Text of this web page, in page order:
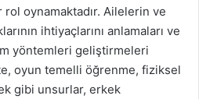
oynamaktadır. Ailelerin ve
ihtiyaçlarını anlamaları ve
yöntemleri geliştirmeleri
oyun temelli öğrenme, fiziksel
gibi unsurlar, erkek